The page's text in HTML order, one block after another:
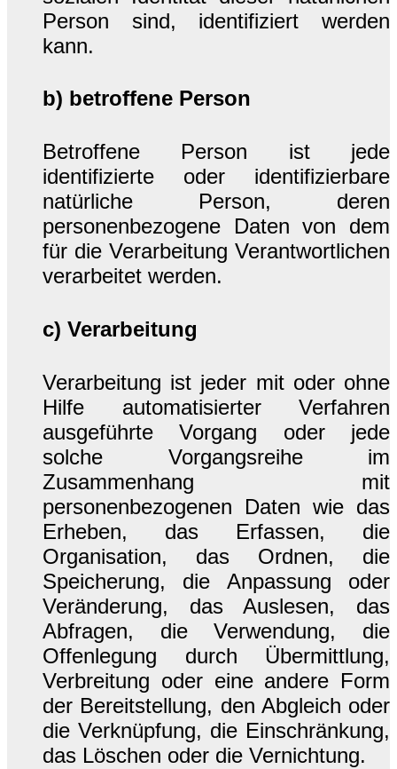
Person sind, identifiziert werden
kann.
b) betroffene Person
Betroffene Person ist jede
identifizierte oder identifizierbare
natürliche Person, deren
personenbezogene Daten von dem
für die Verarbeitung Verantwortlichen
verarbeitet werden.
c) Verarbeitung
Verarbeitung ist jeder mit oder ohne
Hilfe automatisierter Verfahren
ausgeführte Vorgang oder jede
solche Vorgangsreihe im
Zusammenhang mit
personenbezogenen Daten wie das
Erheben, das Erfassen, die
Organisation, das Ordnen, die
Speicherung, die Anpassung oder
Veränderung, das Auslesen, das
Abfragen, die Verwendung, die
Offenlegung durch Übermittlung,
Verbreitung oder eine andere Form
der Bereitstellung, den Abgleich oder
die Verknüpfung, die Einschränkung,
das Löschen oder die Vernichtung.